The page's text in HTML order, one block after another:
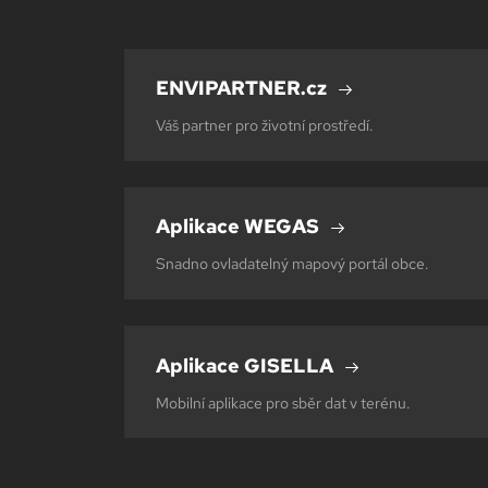
ENVIPARTNER.cz
Váš partner pro životní prostředí.
Aplikace WEGAS
Snadno ovladatelný mapový portál obce.
Aplikace GISELLA
Mobilní aplikace pro sběr dat v terénu.